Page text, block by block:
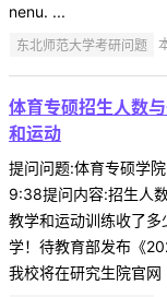
nenu. ...
东北师范大学考研问题
体育专硕招生人数
和运动
提问问题:体育专硕学
9:38提问内容:招生人
教学和运动训练收了
学！待教育部发布《
我校将在研究生院官网